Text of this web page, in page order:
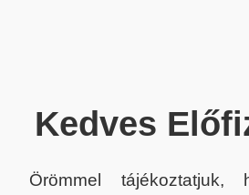
Kedves
Örömmel tájékoztatjuk,